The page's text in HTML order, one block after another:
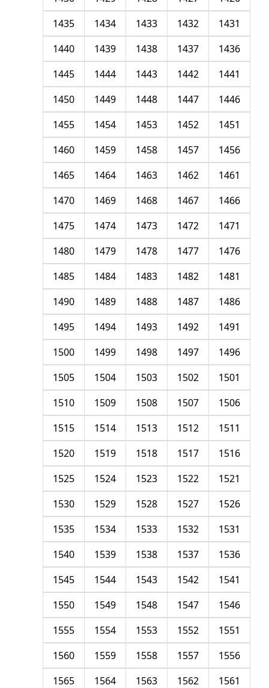
1431
1432
1433
1434
1435
1436
1437
1438
1439
1440
1441
1442
1443
1444
1445
1446
1447
1448
1449
1450
1451
1452
1453
1454
1455
1456
1457
1458
1459
1460
1461
1462
1463
1464
1465
1466
1467
1468
1469
1470
1471
1472
1473
1474
1475
1476
1477
1478
1479
1480
1481
1482
1483
1484
1485
1486
1487
1488
1489
1490
1491
1492
1493
1494
1495
1496
1497
1498
1499
1500
1501
1502
1503
1504
1505
1506
1507
1508
1509
1510
1511
1512
1513
1514
1515
1516
1517
1518
1519
1520
1521
1522
1523
1524
1525
1526
1527
1528
1529
1530
1531
1532
1533
1534
1535
1536
1537
1538
1539
1540
1541
1542
1543
1544
1545
1546
1547
1548
1549
1550
1551
1552
1553
1554
1555
1556
1557
1558
1559
1560
1561
1562
1563
1564
1565